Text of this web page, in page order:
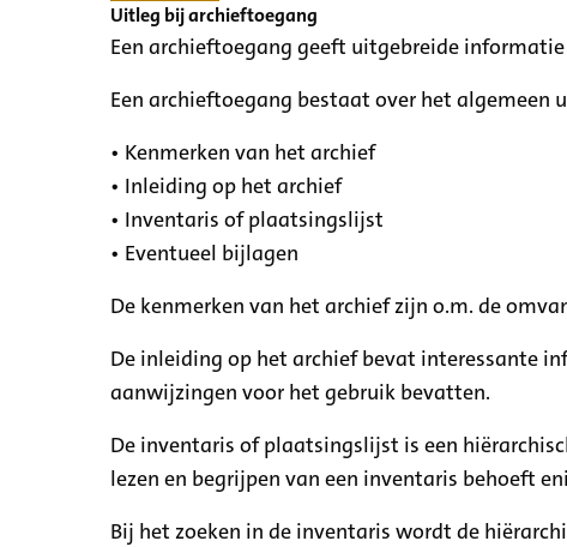
Uitleg bij archieftoegang
Een archieftoegang geeft uitgebreide
Een archieftoegang bestaat over het algemeen
• Kenmerken van het archief
• Inleiding op het archief
• Inventaris of plaatsingslijst
• Eventueel bijlagen
De kenmerken van het archief zijn o.m. de
De inleiding op het archief bevat interessante
aanwijzingen voor het gebruik bevatten.
De inventaris of plaatsingslijst is een
lezen en begrijpen van een inventaris behoeft
Bij het zoeken in de inventaris wordt de